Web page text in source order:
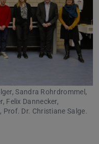
Sandra Rohrdrommel,
Felix Dannecker,
Dr. Christiane Salge.